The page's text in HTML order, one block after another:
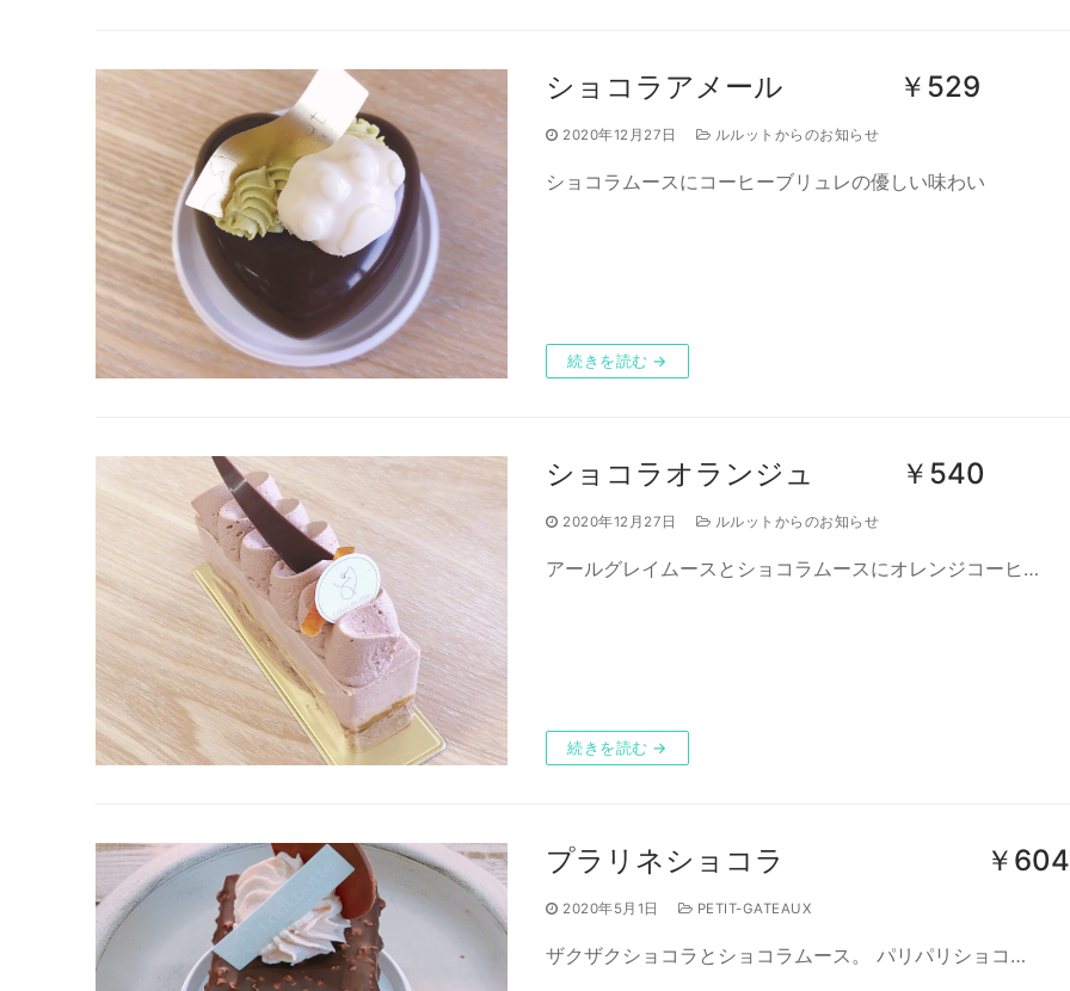
ショコラアメール ￥529
2020年12月27日 ルルットからのお知らせ
ショコラムースにコーヒーブリュレの優しい味わい
続きを読む →
ショコラオランジュ ￥540
2020年12月27日 ルルットからのお知らせ
アールグレイムースとショコラムースにオレンジコーヒ…
続きを読む →
プラリネショコラ ￥604
2020年5月1日 PETIT-GATEAUX
ザクザクショコラとショコラムース。 パリパリショコ…